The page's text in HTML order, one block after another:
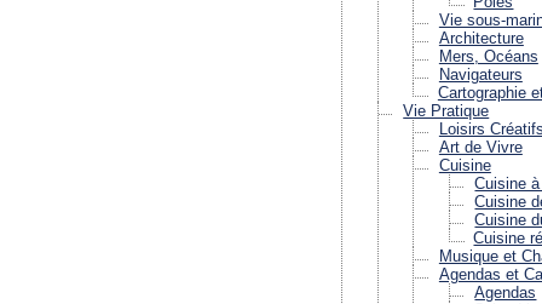
Vie sous-
Architecture
Mers, Océans
Navigateurs
Cartographie
Vie Pratique
Loisirs
Art de Vivre
Cuisine
Cuisine
Cuisine
Cuisine
Cuisine
Musique et
Agendas et
Agendas